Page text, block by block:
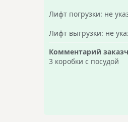
Лифт погрузки: не
Лифт выгрузки: не
Комментарий
3 коробки с посудой